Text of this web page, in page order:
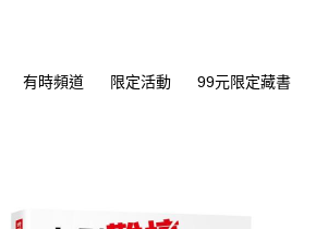
有時頻道 限定活動 99元限定藏書